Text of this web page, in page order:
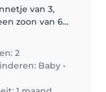
van 3,
zoon van 6
gaan
en mijn
al in bed..
2
Baby •